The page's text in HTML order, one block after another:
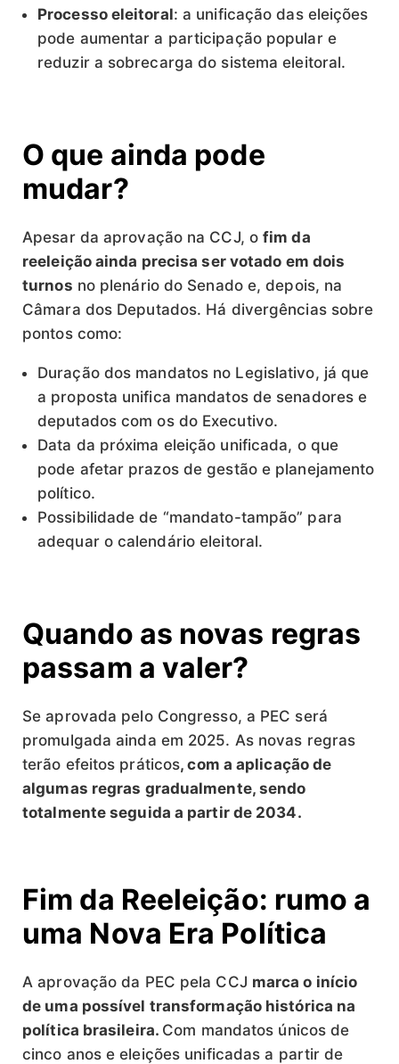
Processo eleitoral: a unificação das eleições
pode aumentar a participação popular e
reduzir a sobrecarga do sistema eleitoral.
O que ainda pode
mudar?
Apesar da aprovação na CCJ, o fim da
reeleição ainda precisa ser votado em dois
turnos no plenário do Senado e, depois, na
Câmara dos Deputados. Há divergências sobre
pontos como:
Duração dos mandatos no Legislativo, já que
a proposta unifica mandatos de senadores e
deputados com os do Executivo.
Data da próxima eleição unificada, o que
pode afetar prazos de gestão e planejamento
político.
Possibilidade de “mandato-tampão” para
adequar o calendário eleitoral.
Quando as novas regras
passam a valer?
Se aprovada pelo Congresso, a PEC será
promulgada ainda em 2025. As novas regras
terão efeitos práticos, com a aplicação de
algumas regras gradualmente, sendo
totalmente seguida a partir de 2034.
Fim da Reeleição: rumo a
uma Nova Era Política
A aprovação da PEC pela CCJ marca o início
de uma possível transformação histórica na
política brasileira. Com mandatos únicos de
cinco anos e eleições unificadas a partir de